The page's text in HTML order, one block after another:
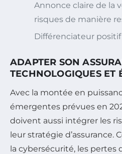
Annonce claire de la
risques de manière
Différenciateur
ADAPTER SON
TECHNOLOGIQUES ET
Avec la montée en
émergentes prévues en
doivent aussi intégrer les
leur stratégie d’assurance.
la cybersécurité, les pertes